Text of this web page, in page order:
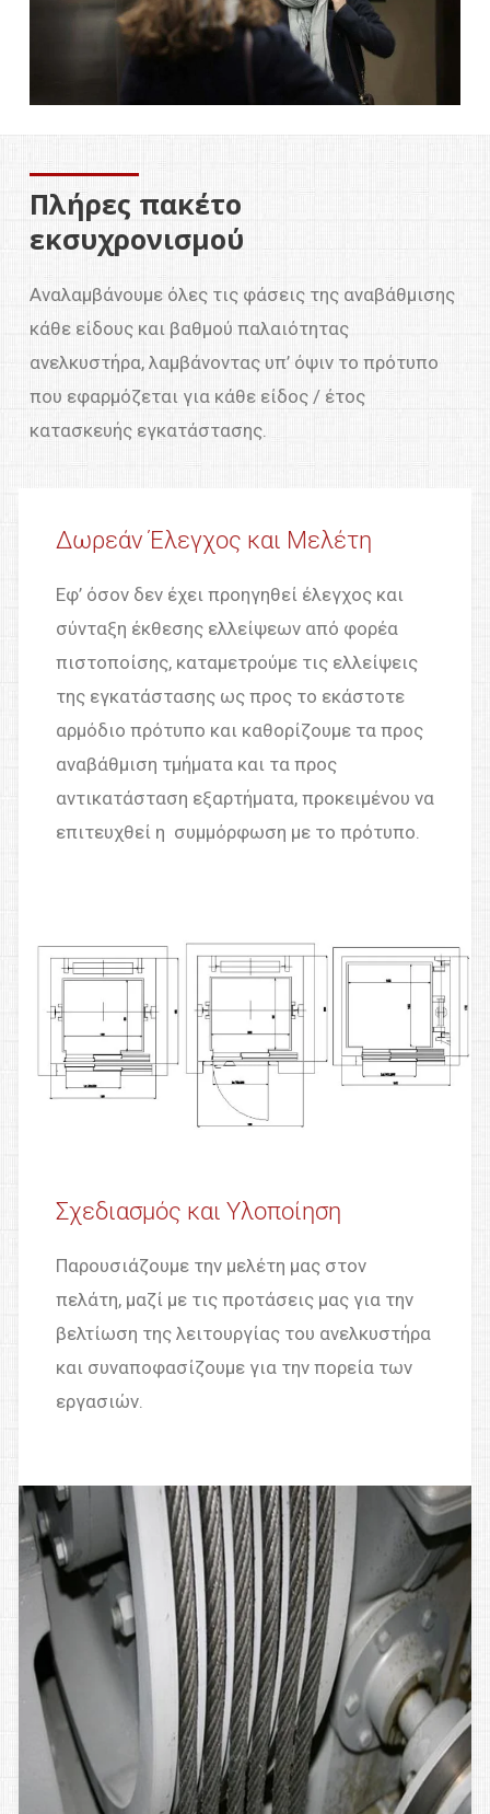
Πλήρες πακέτο
εκσυχρονισμού
Αναλαμβάνουμε όλες τις φάσεις της αναβάθμισης
κάθε είδους και βαθμού παλαιότητας
ανελκυστήρα, λαμβάνοντας υπ’ όψιν το πρότυπο
που εφαρμόζεται για κάθε είδος / έτος
κατασκευής εγκατάστασης.
Δωρεάν Έλεγχος και Μελέτη
Εφ’ όσον δεν έχει προηγηθεί έλεγχος και
σύνταξη έκθεσης ελλείψεων από φορέα
πιστοποίσης, καταμετρούμε τις ελλείψεις
της εγκατάστασης ως προς το εκάστοτε
αρμόδιο πρότυπο και καθορίζουμε τα προς
αναβάθμιση τμήματα και τα προς
αντικατάσταση εξαρτήματα, προκειμένου να
επιτευχθεί η συμμόρφωση με το πρότυπο.
Σχεδιασμός και Υλοποίηση
Παρουσιάζουμε την μελέτη μας στον
πελάτη, μαζί με τις προτάσεις μας για την
βελτίωση της λειτουργίας του ανελκυστήρα
και συναποφασίζουμε για την πορεία των
εργασιών.